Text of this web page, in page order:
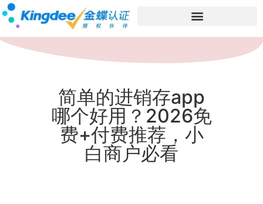
简单的进销存app
哪个好用？2026免
费+付费推荐，小
白商户必看